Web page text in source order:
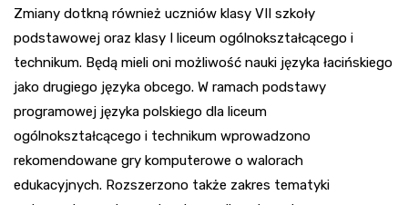
Zmiany dotkną również uczniów klasy VII szkoły
podstawowej oraz klasy I liceum ogólnokształcącego i
technikum. Będą mieli oni możliwość nauki języka łacińskiego
jako drugiego języka obcego. W ramach podstawy
programowej języka polskiego dla liceum
ogólnokształcącego i technikum wprowadzono
rekomendowane gry komputerowe o walorach
edukacyjnych. Rozszerzono także zakres tematyki